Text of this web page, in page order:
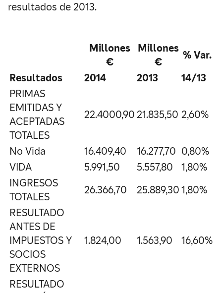
resultados de 2013.
Millones
€
Millones
€
% Var.
Resultados
2014 2013
14/13
PRIMAS
EMITIDAS Y
ACEPTADAS
TOTALES
22.4000,9021.835,50 2,60%
No Vida 16.409,40 16.277,70 0,80%
VIDA
5.991,50 5.557,80
1,80%
INGRESOS
TOTALES
26.366,70 25.889,301,80%
RESULTADO
ANTES DE
IMPUESTOS Y
SOCIOS
EXTERNOS
1.824,00 1.563,90 16,60%
RESULTADO